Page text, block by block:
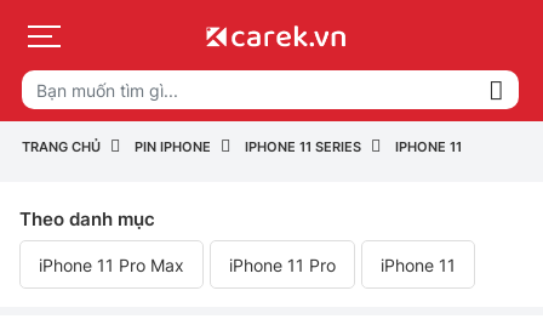
TRANG CHỦ PIN IPHONE IPHONE 11 SERIES IPHONE 11
Theo danh mục
iPhone 11 Pro Max iPhone 11 Pro iPhone 11